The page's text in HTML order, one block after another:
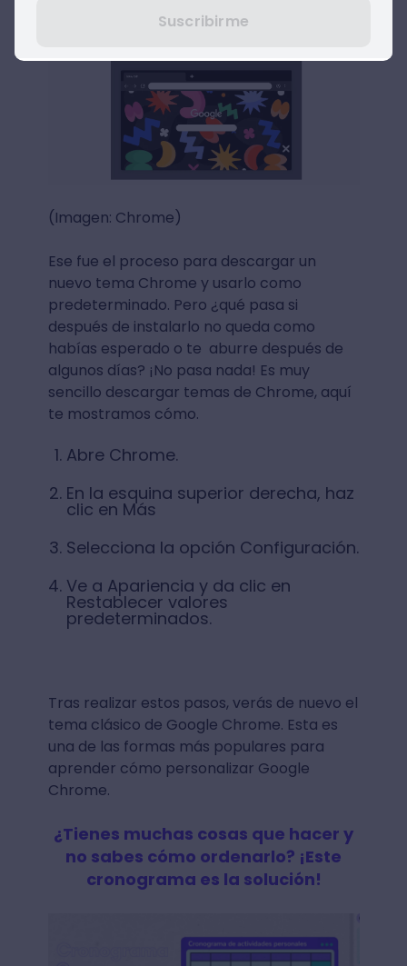
(Imagen: Chrome)
Ese fue el proceso para descargar un
nuevo tema Chrome y usarlo como
predeterminado. Pero ¿qué pasa si
después de instalarlo no queda como
habías esperado o te aburre después de
algunos días? ¡No pasa nada! Es muy
sencillo descargar temas de Chrome, aquí
te mostramos cómo.
Abre Chrome.
En la esquina superior derecha, haz
clic en Más
Selecciona la opción Configuración.
Ve a Apariencia y da clic en
Restablecer valores
predeterminados.
Tras realizar estos pasos, verás de nuevo el
tema clásico de Google Chrome. Esta es
una de las formas más populares para
aprender cómo personalizar Google
Chrome.
¿Tienes muchas cosas que hacer y
no sabes cómo ordenarlo? ¡Este
cronograma es la solución!
Suscribirme